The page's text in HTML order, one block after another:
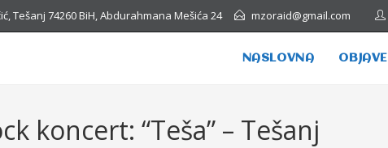
Tešanj 74260 BiH, Abdurahmana Mešića 24 mzoraid@gmail.com
NASLOVNA OBJAVE
koncert: “Teša” – Tešanj